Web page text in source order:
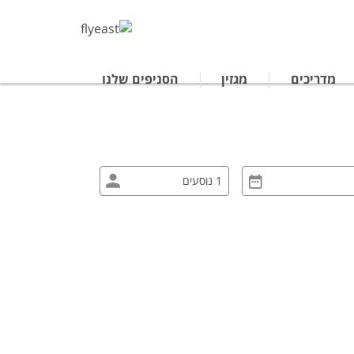
מדריכים
מגזין
הסניפים שלנו